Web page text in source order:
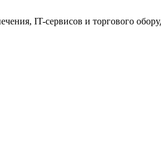
IT-сервисов и торгового